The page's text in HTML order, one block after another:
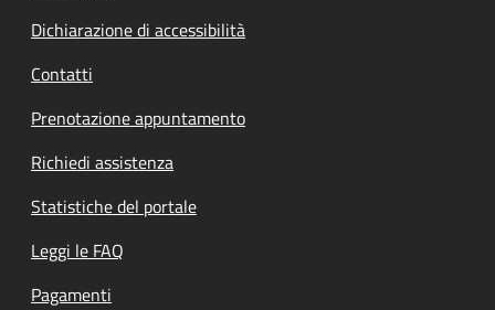
Dichiarazione di accessibilità
Contatti
Prenotazione appuntamento
Richiedi assistenza
Statistiche del portale
Leggi le FAQ
Pagamenti